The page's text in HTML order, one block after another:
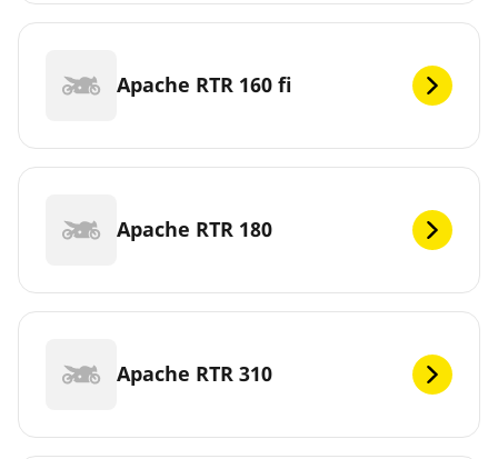
Apache RTR 160 fi
Apache RTR 180
Apache RTR 310